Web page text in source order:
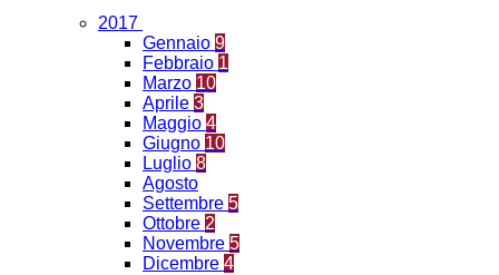
2017
Gennaio 9
Febbraio 1
Marzo 10
Aprile 3
Maggio 4
Giugno 10
Luglio 8
Agosto
Settembre 5
Ottobre 2
Novembre 5
Dicembre 4